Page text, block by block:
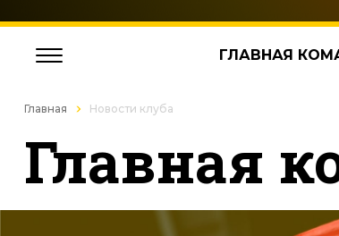
ГЛАВНАЯ
Главная Новости клуба
Главная